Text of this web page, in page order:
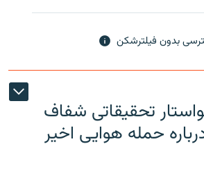
بدون فیلترشکن
تحقیقاتی شفاف
حمله هوایی اخیر